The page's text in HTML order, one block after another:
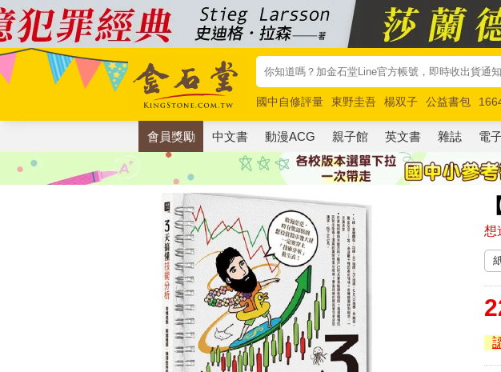
國中自修評量 東野圭吾 楊双子 公益書包
唯紅花綻放
奧德賽 路邊攤新作 馬斯克 玩具
會員獎勵 中文書 動漫ACG 親子館 英文書 雜誌 電
想